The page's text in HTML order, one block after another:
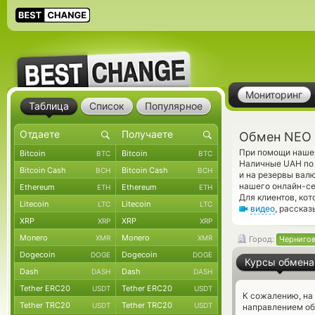
Мониторинг
Обмен NEO
При помощи
Наличные UAH
и на резервы
нашего онлайн-
Для клиентов,
видео,
Город: Чернигов
Курсы обмена
К сожалению, на
направлением
Таблица Список Популярное
Bitcoin BTC Bitcoin BTC
Bitcoin Cash BCH Bitcoin Cash BCH
Ethereum ETH Ethereum ETH
Litecoin LTC Litecoin LTC
XRP XRP XRP XRP
Monero XMR Monero XMR
Dogecoin DOGE Dogecoin DOGE
Dash DASH Dash DASH
Tether ERC20 USDT Tether ERC20 USDT
Tether TRC20 USDT Tether TRC20 USDT